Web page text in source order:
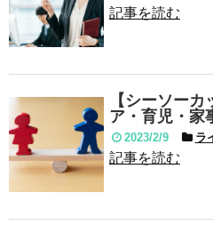
記事を読む
【シーソー
ア・育児・家
2023/2/9 ラ
記事を読む